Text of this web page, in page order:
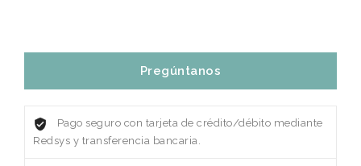
Pregúntanos
Pago seguro con tarjeta de crédito/débito mediante
Redsys y transferencia bancaria.